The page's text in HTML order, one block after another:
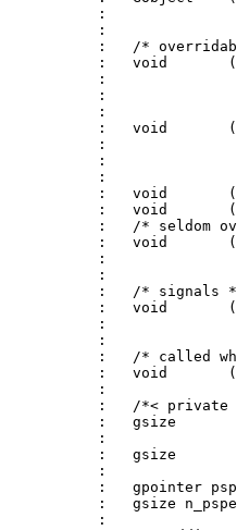
:
:
:   /*
:   void
:
:
:
:   void
:
:
:
:   void
:   void
:   /* seldom
:   void
:
:
:   /* signals
:   void
:
:
:   /* called
:   void
:
:   /*< private
:   gsize
:
:   gsize
:
:   gpointer
:   gsize
: